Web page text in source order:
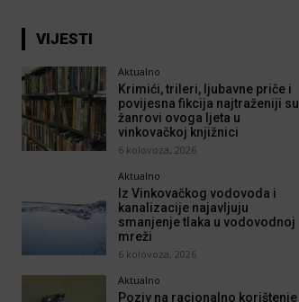
VIJESTI
Aktualno
Krimići, trileri, ljubavne priče i
povijesna fikcija najtraženiji su
žanrovi ovoga ljeta u
vinkovačkoj knjižnici
6 kolovoza, 2026
Aktualno
Iz Vinkovačkog vodovoda i
kanalizacije najavljuju
smanjenje tlaka u vodovodnoj
mreži
6 kolovoza, 2026
Aktualno
Poziv na racionalno korištenje